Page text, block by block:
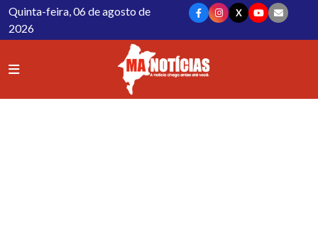
Quinta-feira, 06 de agosto de
2026
X